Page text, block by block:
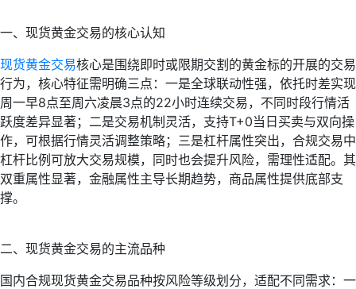
一、现货黄金交易的核心认知
现货黄金交易核心是围绕即时或限期交割的黄金标的开展的交易
行为，核心特征需明确三点：一是全球联动性强，依托时差实现
周一早8点至周六凌晨3点的22小时连续交易，不同时段行情活
跃度差异显著；二是交易机制灵活，支持T+0当日买卖与双向操
作，可根据行情灵活调整策略；三是杠杆属性突出，合规交易中
杠杆比例可放大交易规模，同时也会提升风险，需理性适配。其
双重属性显著，金融属性主导长期趋势，商品属性提供底部支
撑。
二、现货黄金交易的主流品种
国内合规现货黄金交易品种按风险等级划分，适配不同需求：一